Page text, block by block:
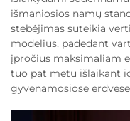
išmaniosios namų
stebėjimas suteikia
modelius, padedant
įpročius maksimaliam
tuo pat metu išlaikant
gyvenamosiose